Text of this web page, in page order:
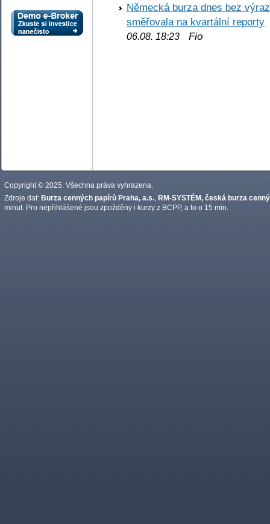
Německá burza dnes bez
směřovala na kvartální reporty
06.08. 18:23 Fio
Copyright © 2025. Všechna práva vyhrazena.
Zdroje dat: Burza cenných papírů Praha, a.s. RM-SYSTÉM, česká burza
minut. Pro nepřihlášené jsou zpožděny i kurzy z BCPP, a to o 15 min.